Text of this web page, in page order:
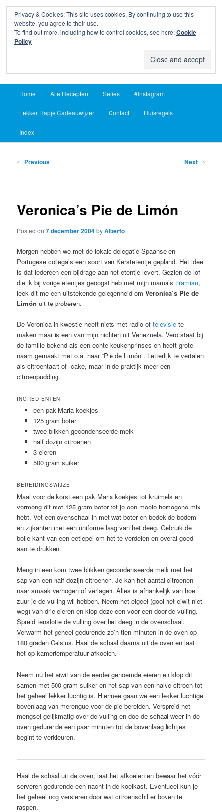
Lekker Hapje
Skip
to
primary
content
Skip
to
secondary
content
Home Alle Recepten Series #Instagram
Lekker Hapje Cadeauwijzer Contact Huisregels
Index
Post
← Previous Next →
Veronica’s Pie de Limón
Posted on7 december 2004byAlberto
Morgen hebben we met de lokale delegatie Spaanse en
Portugese collega’s een soort van Kerstetentje gepland. Het idee
is dat iedereen een bijdrage aan het etentje levert. Gezien de lof
die ik bij vorige etentjes geoogst heb met mijn mama’stiramisu,
leek dit me een uitstekende gelegenheid omVeronica’s Pie de
Limón uit te proberen.
De Veronica in kwestie heeft niets met radio oftelevisie te
maken maar is een van mijn nichten uit Venezuela. Vero staat bij
de familie bekend als een echte keukenprinses en heeft grote
naam gemaakt met o.a. haar “Pie de Limón”. Letterlijk te vertalen
als citroentaart of -cake, maar in de praktijk meer een
citroenpudding.
INGREDIËNTEN
een pak Maria koekjes
125 gram boter
twee blikken gecondenseerde melk
half dozijn citroenen
3 eieren
500 gram suiker
BEREIDINGSWIJZE
Maal voor de korst een pak Maria koekjes tot kruimels en
vermeng dit met 125 gram boter tot je een mooie homogene mix
hebt. Vet een ovenschaal in met wat boter en bedek de bodem
en zijkanten met een uniforme laag van het deeg. Gebruik de
bolle kant van een eetlepel om het te verdelen en overal goed
aan te drukken.
Meng in een kom twee blikken gecondenseerde melk met het
sap van een half dozijn citroenen. Je kan het aantal citroenen
naar smaak verhogen of verlagen. Alles is afhankelijk van hoe
zuur je de vulling wil hebben. Neem het eigeel (gooi het eiwit niet
weg) van drie eieren en klop deze een voor een door de vulling.
Spreid tenslotte de vulling over het deeg in de ovenschaal.
Verwarm het geheel gedurende zo’n tien minuten in de oven op
180 graden Celsius. Haal de schaal daarna uit de oven en laat
het op kamertemperatuur afkoelen.
Neem nu het eiwit van de eerder genoemde eieren en klop dit
samen met 500 gram suiker en het sap van een halve citroen tot
het geheel lekker luchtig is. Hiermee gaan we een lekker luchtige
bovenlaag van merengue voor de pie bereiden. Verspreid het
mengsel gelijkmatig over de vulling en doe de schaal weer in de
oven gedurende een paar minuten tot de bovenlaag lichtjes
begint te verkleuren.
Haal de schaal uit de oven, laat het afkoelen en bewaar het vóór
serveren gedurende een nacht in de koelkast. Eventueel kun je
het geheel nog versieren door wat citroenschil er boven te
raspen.
Privacy & Cookies: This site uses cookies. By continuing to use this
website, you agree to their use.
To find out more, including how to control cookies, see here:Cookie
Policy